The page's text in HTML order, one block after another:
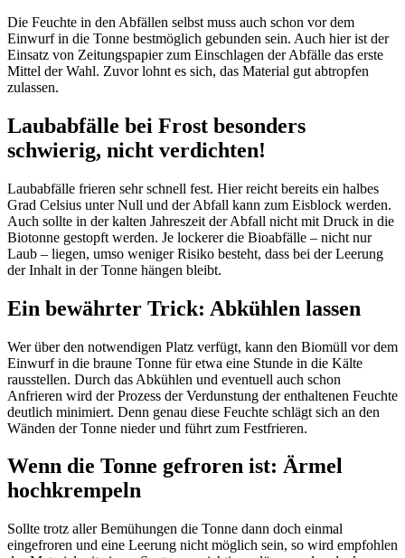
Die Feuchte in den Abfällen selbst muss auch schon vor dem
Einwurf in die Tonne bestmöglich gebunden sein. Auch hier ist der
Einsatz von Zeitungspapier zum Einschlagen der Abfälle das erste
Mittel der Wahl. Zuvor lohnt es sich, das Material gut abtropfen
zulassen.
Laubabfälle bei Frost besonders
schwierig, nicht verdichten!
Laubabfälle frieren sehr schnell fest. Hier reicht bereits ein halbes
Grad Celsius unter Null und der Abfall kann zum Eisblock werden.
Auch sollte in der kalten Jahreszeit der Abfall nicht mit Druck in die
Biotonne gestopft werden. Je lockerer die Bioabfälle – nicht nur
Laub – liegen, umso weniger Risiko besteht, dass bei der Leerung
der Inhalt in der Tonne hängen bleibt.
Ein bewährter Trick: Abkühlen lassen
Wer über den notwendigen Platz verfügt, kann den Biomüll vor dem
Einwurf in die braune Tonne für etwa eine Stunde in die Kälte
rausstellen. Durch das Abkühlen und eventuell auch schon
Anfrieren wird der Prozess der Verdunstung der enthaltenen Feuchte
deutlich minimiert. Denn genau diese Feuchte schlägt sich an den
Wänden der Tonne nieder und führt zum Festfrieren.
Wenn die Tonne gefroren ist: Ärmel
hochkrempeln
Sollte trotz aller Bemühungen die Tonne dann doch einmal
eingefroren und eine Leerung nicht möglich sein, so wird empfohlen